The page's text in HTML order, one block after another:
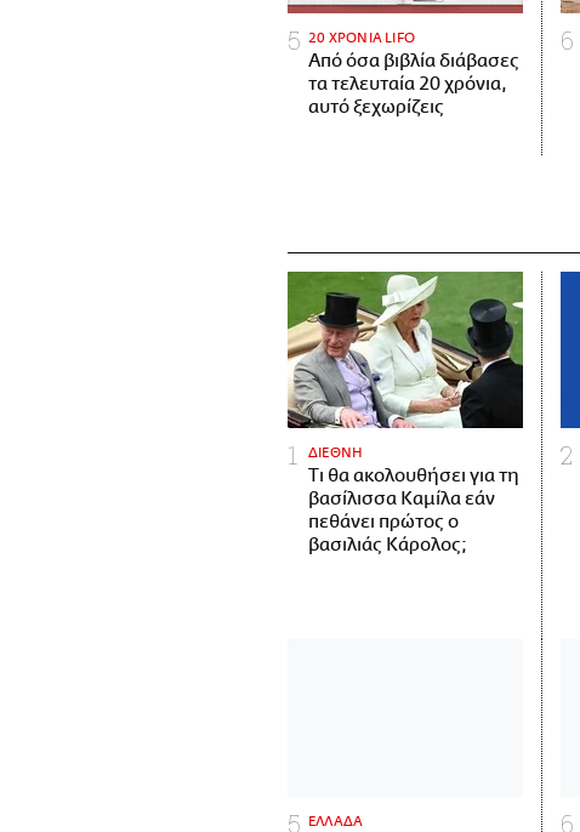
20 ΧΡΟΝΙΑ LIFO
Από όσα βιβλία διάβασες
τα τελευταία 20 χρόνια,
αυτό ξεχωρίζεις
ΔΙΕΘΝΗ
Τι θα ακολουθήσει για τη
βασίλισσα Καμίλα εάν
πεθάνει πρώτος ο
βασιλιάς Κάρολος;
ΕΛΛΑΔΑ